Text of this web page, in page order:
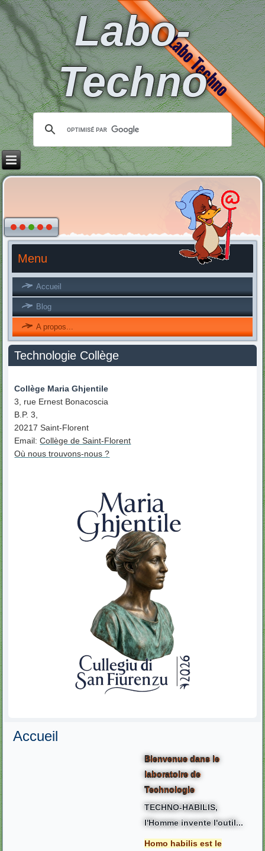
Labo-
Techno
Menu
Accueil
Blog
A propos...
Technologie Collège
Collège Maria Ghjentile
3, rue Ernest Bonacoscia
B.P. 3,
20217 Saint-Florent
Email:Collège de Saint-Florent
Où noustrouvons-nous ?
Accueil
Bienvenue dans le
laboratoire de
Technologie
TECHNO-HABILIS,
l'Homme invente l'outil...
Homo habilis est le